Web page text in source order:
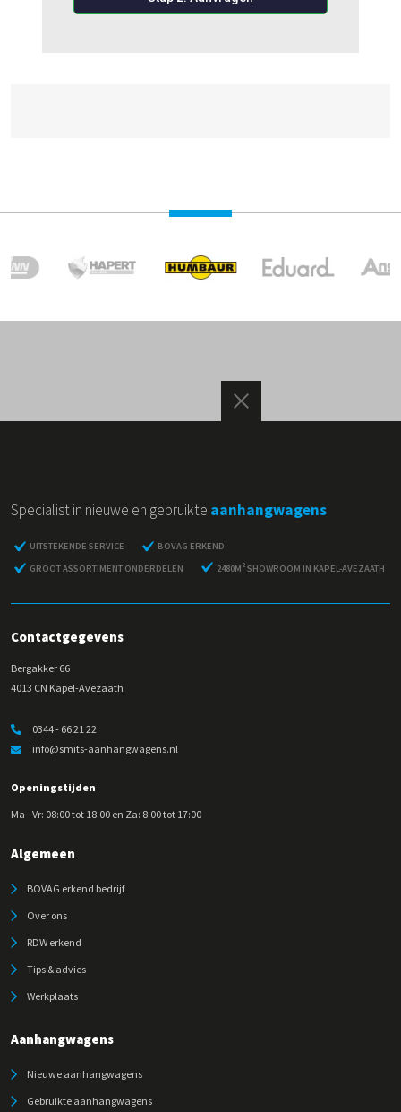
Specialist in nieuwe en gebruikte aanhangwagens
UITSTEKENDE SERVICE
BOVAG ERKEND
GROOT ASSORTIMENT ONDERDELEN
2480M 2SHOWROOM IN KAPEL-AVEZAATH
Contactgegevens
Bergakker 66
4013 CN Kapel-Avezaath
0344 - 66 21 22
info@smits-aanhangwagens.nl
Openingstijden
Ma - Vr: 08:00 tot 18:00 en Za: 8:00 tot 17:00
Algemeen
BOVAG erkend bedrijf
Over ons
RDW erkend
Tips & advies
Werkplaats
Aanhangwagens
Nieuwe aanhangwagens
Gebruikte aanhangwagens